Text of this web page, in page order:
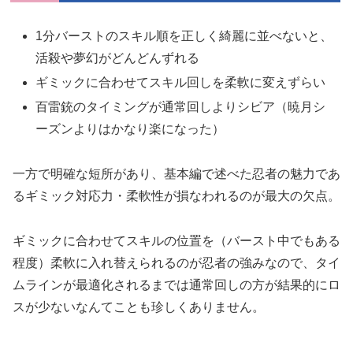
1分バーストのスキル順を正しく綺麗に並べないと、
活殺や夢幻がどんどんずれる
ギミックに合わせてスキル回しを柔軟に変えずらい
百雷銃のタイミングが通常回しよりシビア（暁月シ
ーズンよりはかなり楽になった）
一方で明確な短所があり、基本編で述べた忍者の魅力であ
るギミック対応力・柔軟性が損なわれるのが最大の欠点。
ギミックに合わせてスキルの位置を（バースト中でもある
程度）柔軟に入れ替えられるのが忍者の強みなので、タイ
ムラインが最適化されるまでは通常回しの方が結果的にロ
スが少ないなんてことも珍しくありません。